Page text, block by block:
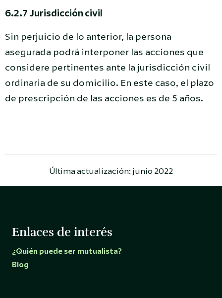
6.2.7 Jurisdicción civil
Sin perjuicio de lo anterior, la persona
asegurada podrá interponer las acciones que
considere pertinentes ante la jurisdicción civil
ordinaria de su domicilio. En este caso, el plazo
de prescripción de las acciones es de 5 años.
Última actualización: junio 2022
Enlaces de interés
¿Quién puede ser mutualista?
Blog